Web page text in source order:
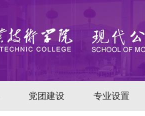
党团建设 专业设置